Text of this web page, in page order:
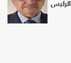
أناشد الرئيس